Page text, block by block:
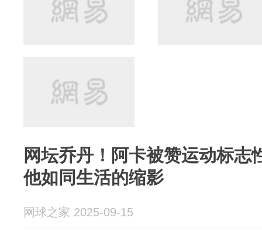
网坛乔丹！阿卡被赞运动标志
他如同生活的缩影
网球之家 2025-09-15